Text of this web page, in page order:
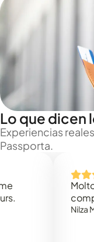
Lo que dicen
Experiencias
Passporta.
Molto